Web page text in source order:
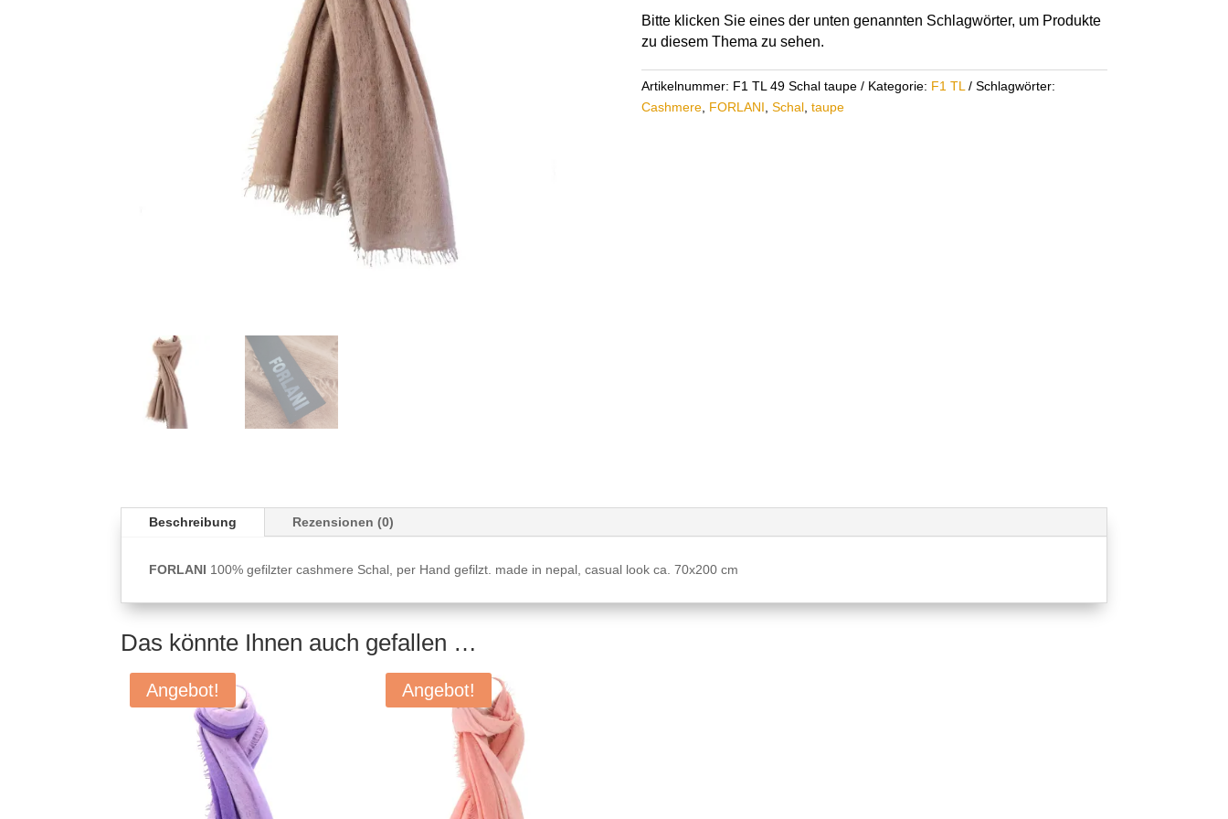
Menge
Bitte klicken Sie eines der unten genannten Schlagwörter, um Produkte
zu diesem Thema zu sehen.
Artikelnummer: F1 TL 49 Schal taupe Kategorie: F1 TL
Schlagwörter:
Cashmere, FORLANI Schal, taupe
Beschreibung Rezensionen (0)
FORLANI 100% gefilzter cashmere Schal, per Hand gefilzt. made in nepal, casual look ca. 70x200 cm
Das könnte Ihnen auch gefallen …
Angebot! Angebot!